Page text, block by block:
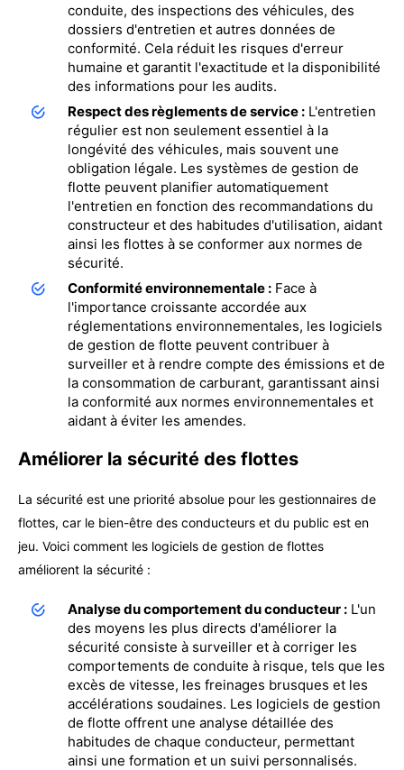
conduite, des inspections des véhicules, des
dossiers d'entretien et autres données de
conformité. Cela réduit les risques d'erreur
humaine et garantit l'exactitude et la disponibilité
des informations pour les audits.
Respect des règlements de service : L'entretien
régulier est non seulement essentiel à la
longévité des véhicules, mais souvent une
obligation légale. Les systèmes de gestion de
flotte peuvent planifier automatiquement
l'entretien en fonction des recommandations du
constructeur et des habitudes d'utilisation, aidant
ainsi les flottes à se conformer aux normes de
sécurité.
Conformité environnementale : Face à
l'importance croissante accordée aux
réglementations environnementales, les logiciels
de gestion de flotte peuvent contribuer à
surveiller et à rendre compte des émissions et de
la consommation de carburant, garantissant ainsi
la conformité aux normes environnementales et
aidant à éviter les amendes.
Améliorer la sécurité des flottes
La sécurité est une priorité absolue pour les gestionnaires de
flottes, car le bien-être des conducteurs et du public est en
jeu. Voici comment les logiciels de gestion de flottes
améliorent la sécurité :
Analyse du comportement du conducteur : L'un
des moyens les plus directs d'améliorer la
sécurité consiste à surveiller et à corriger les
comportements de conduite à risque, tels que les
excès de vitesse, les freinages brusques et les
accélérations soudaines. Les logiciels de gestion
de flotte offrent une analyse détaillée des
habitudes de chaque conducteur, permettant
ainsi une formation et un suivi personnalisés.